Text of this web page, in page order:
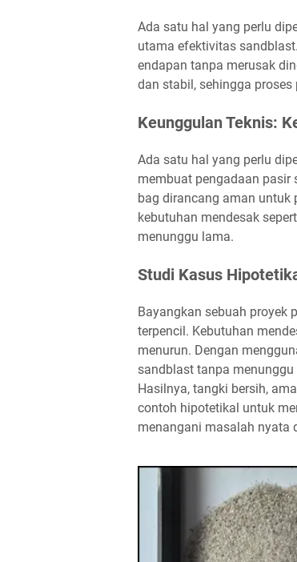
Ada satu hal yang perlu
utama efektivitas
endapan tanpa merusak
dan stabil, sehingga
Keunggulan Teknis:
Ada satu hal yang perlu
membuat pengadaan pasir
bag dirancang aman untuk
kebutuhan mendesak
menunggu lama.
Studi Kasus
Bayangkan sebuah proyek
terpencil. Kebutuhan
menurun. Dengan
sandblast tanpa
Hasilnya, tangki bersih,
contoh hipotetikal untuk
menangani masalah nyata